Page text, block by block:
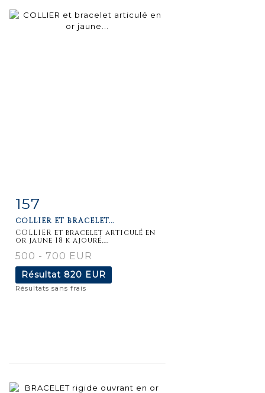
157
COLLIER ET BRACELET...
COLLIER et bracelet articulé en
or jaune 18 k ajouré,...
500 - 700 EUR
Résultat 820 EUR
Résultats sans frais